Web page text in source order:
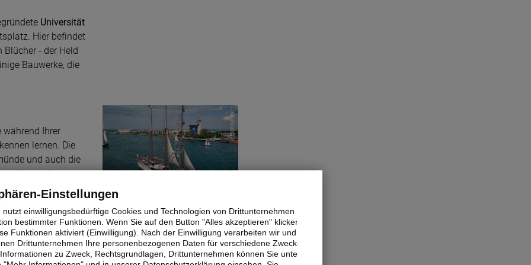
Universität
Hier befindet
- der Held
Bauwerke, die
während Ihrer
lernen. Die
und auch die
bieten diese
„Warnemünder
ein ganz
eines der letzten
Küste! Seit
Warnemünde: Hanse Sail - maritimes
Volksfest
© pixabay
Einstellungen
nutzt einwilligungsbedürftige Cookies und Technologien von Drittunternehmen
bestimmter Funktionen. Wenn Sie auf den Button "Alles akzeptieren" klicken,
Funktionen aktiviert (Einwilligung). Nach der Einwilligung verarbeiten wir und
Drittunternehmen Ihre personenbezogenen Daten für verschiedene Zwecke.
zu Zweck, Rechtsgrundlagen, Drittunternehmen können Sie unter